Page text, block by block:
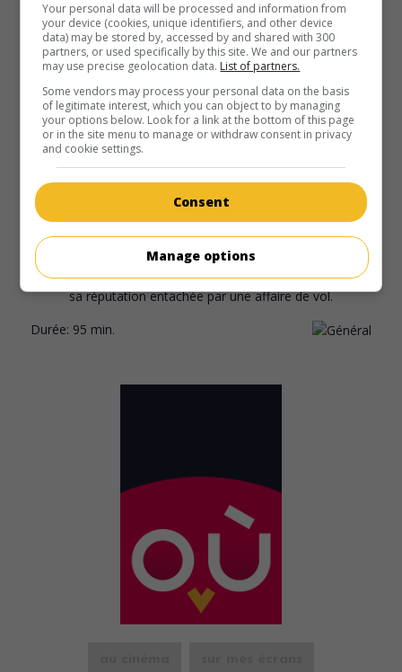
Fr. 1943. Comédie dramatiquede René Le Hénaff avec
Raimu,Marie Bell,Aimé Clariond. Un colonel qu'on avait cru
mort à la guerre revient et trouve sa femme remariée.
102 min.
Les Roquevillard
Fr. 1943. Drame de moeursde Jean Dréville
Vanel,Mila Parély,Charpin. Un jeune apprenti notaire voit
sa réputation entachée par une affaire de vol.
Durée: 95 min.
Your personal data will be processed and information from
your device (cookies, unique identifiers, and other device
data) may be stored by, accessed by and shared with 300
partners, or used specifically by this site. We and our partners
may use precise geolocation data. List of partners.
Some vendors may process your personal data on the basis
of legitimate interest, which you can object to by managing
your options below. Look for a link at the bottom of this page
or in the site menu to manage or withdraw consent in privacy
and cookie settings.
Consent
Manage options